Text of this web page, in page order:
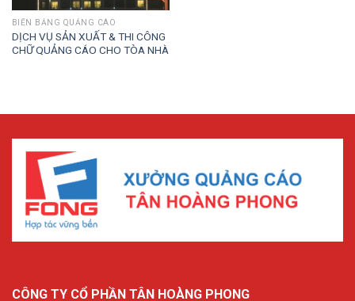
BIỂN BẢNG QUẢNG CÁO
DỊCH VỤ SẢN XUẤT & THI CÔNG
CHỮ QUẢNG CÁO CHO TÒA NHÀ
CÔNG TY CỔ PHẦN TÂN HOÀNG PHONG